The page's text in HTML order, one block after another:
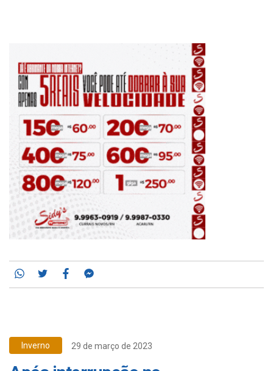
Whatsapp
TwitterFacebook
Inverno 29 de março de 2023